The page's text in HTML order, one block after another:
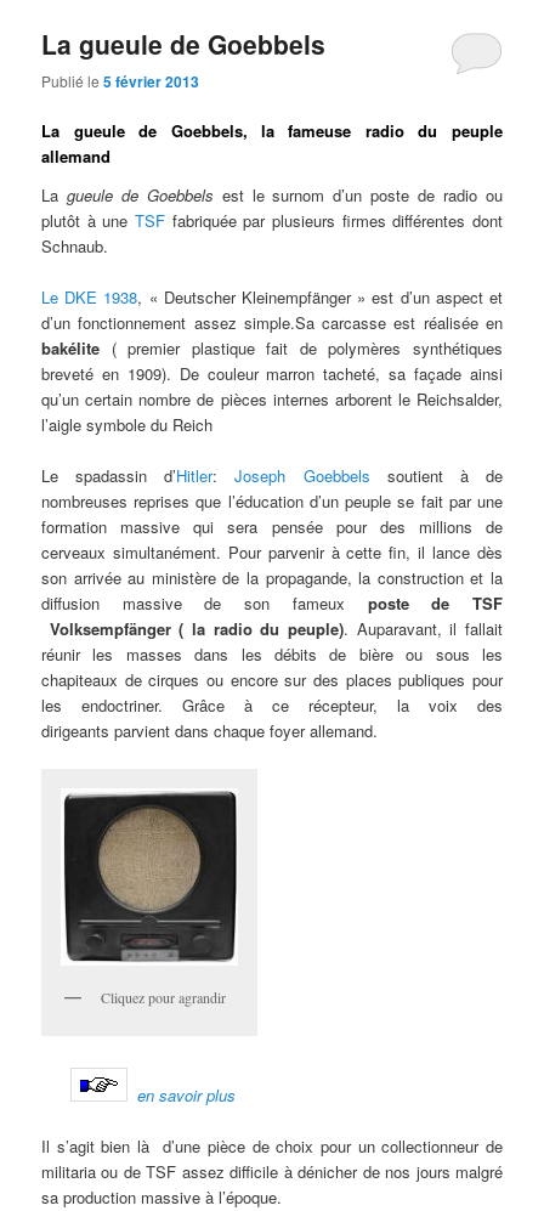
La gueule de Goebbels
Publié le5 février 2013
La gueule de Goebbels, la fameuse radio du peuple
allemand
La gueule de Goebbels est le surnom d’un poste de radio ou
plutôt à uneTSF fabriquée par plusieurs firmes différentes dont
Schnaub.
Le DKE 1938, « Deutscher Kleinempfänger » est d’un aspect et
d’un fonctionnement assez simple.Sa carcasse est réalisée en
bakélite ( premier plastique fait de polymères synthétiques
breveté en 1909). De couleur marron tacheté, sa façade ainsi
qu’un certain nombre de pièces internes arborent le Reichsalder,
l’aigle symbole du Reich
Le spadassin d’Hitler:Joseph Goebbels soutient à de
nombreuses reprises que l’éducation d’un peuple se fait par une
formation massive qui sera pensée pour des millions de
cerveaux simultanément. Pour parvenir à cette fin, il lance dès
son arrivée au ministère de la propagande, la construction et la
diffusion massive de son fameux poste de
TSF
Volksempfänger ( la radio du peuple). Auparavant, il fallait
réunir les masses dans les débits de bière ou sous les
chapiteaux de cirques ou encore sur des places publiques pour
les endoctriner. Grâce à ce récepteur, la voix des
dirigeants parvient dans chaque foyer allemand.
Cliquez pour agrandir
en savoir plus
Il s’agit bien là d’une pièce de choix pour un collectionneur de
militaria ou de TSF assez difficile à dénicher de nos jours malgré
sa production massive à l’époque.